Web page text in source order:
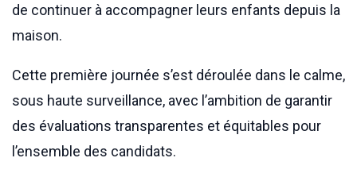
de continuer à accompagner leurs enfants depuis la
maison.
Cette première journée s’est déroulée dans le calme,
sous haute surveillance, avec l’ambition de garantir
des évaluations transparentes et équitables pour
l’ensemble des candidats.